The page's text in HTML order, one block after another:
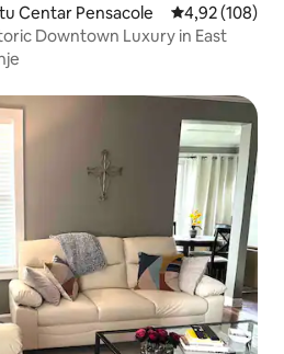
Centar Pensacole prosječna
4,92 (108)
Downtown Luxury in East